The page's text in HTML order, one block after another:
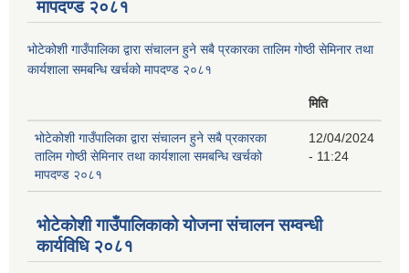
मापदण्ड २०८१
भोटेकोशी गाउँपालिका द्वारा संचालन हुने सबै प्रकारका तालिम गोष्ठी सेमिनार तथा
कार्यशाला समबन्धि खर्चको मापदण्ड २०८१
मिति
भोटेकोशी गाउँपालिका द्वारा संचालन हुने सबै प्रकारका
तालिम गोष्ठी सेमिनार तथा कार्यशाला समबन्धि खर्चको
मापदण्ड २०८१
12/04/2024
- 11:24
भोटेकोशी गाउँपालिकाको योजना संचालन सम्वन्धी
कार्यविधि २०८१